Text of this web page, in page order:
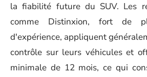
la fiabilité future du SUV. Les
comme Distinxion, fort de
d'expérience, appliquent
contrôle sur leurs véhicules et
minimale de 12 mois, ce qui